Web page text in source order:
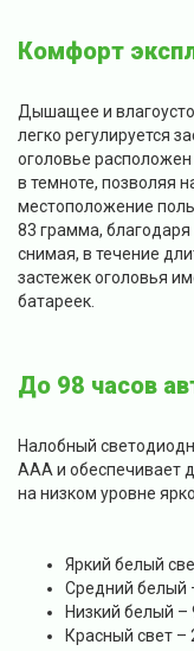
Комфорт
Дышащее и
легко регулируется
оголовье расположен
в темноте, позволяя
местоположение
83 грамма,
снимая, в течение
застежек оголовья
батареек.
До 98 часов
Налобный
ААА и обеспечивает
на низком уровне
Яркий белый
Средний белый
Низкий белый
Красный свет –